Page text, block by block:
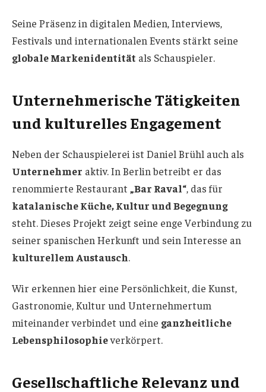
Seine Präsenz in digitalen Medien, Interviews,
Festivals und internationalen Events stärkt seine
globale Markenidentität als Schauspieler.
Unternehmerische Tätigkeiten
und kulturelles Engagement
Neben der Schauspielerei ist Daniel Brühl auch als
Unternehmer aktiv. In Berlin betreibt er das
renommierte Restaurant „Bar Raval“, das für
katalanische Küche, Kultur und Begegnung
steht. Dieses Projekt zeigt seine enge Verbindung zu
seiner spanischen Herkunft und sein Interesse an
kulturellem Austausch.
Wir erkennen hier eine Persönlichkeit, die Kunst,
Gastronomie, Kultur und Unternehmertum
miteinander verbindet und eine ganzheitliche
Lebensphilosophieverkörpert.
Gesellschaftliche Relevanz und